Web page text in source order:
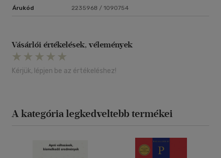
Árukód 2235968 / 1090754
Vásárlói értékelések, vélemények
Kérjük, lépjen be az értékeléshez!
A kategória legkedveltebb termékei